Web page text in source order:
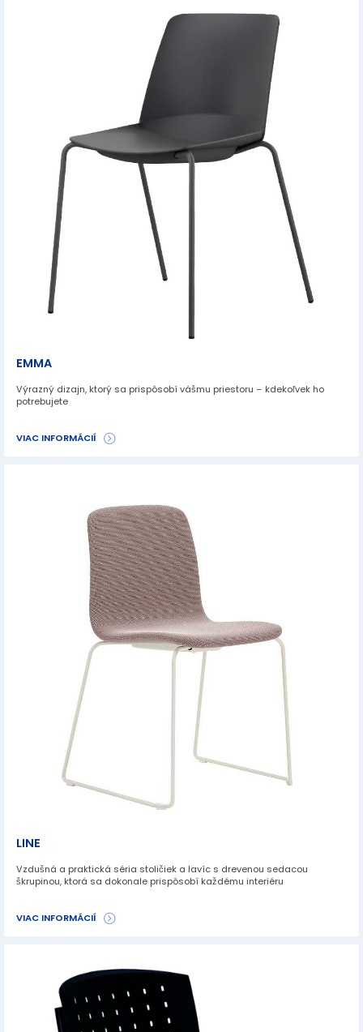
EMMA
Výrazný dizajn, ktorý sa prispôsobí vášmu priestoru – kdekoľvek ho
potrebujete
VIAC INFORMÁCIÍ
LINE
Vzdušná a praktická séria stoličiek a lavíc s drevenou sedacou
škrupinou, ktorá sa dokonale prispôsobí každému interiéru
VIAC INFORMÁCIÍ